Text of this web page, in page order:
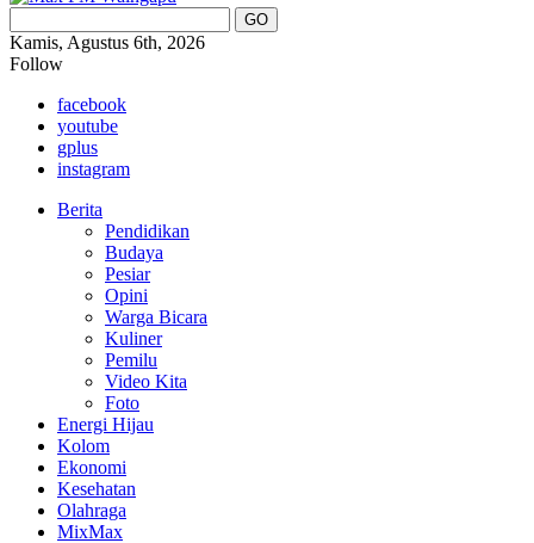
Kamis, Agustus 6th, 2026
Follow
facebook
youtube
gplus
instagram
Berita
Pendidikan
Budaya
Pesiar
Opini
Warga Bicara
Kuliner
Pemilu
Video Kita
Foto
Energi Hijau
Kolom
Ekonomi
Kesehatan
Olahraga
MixMax